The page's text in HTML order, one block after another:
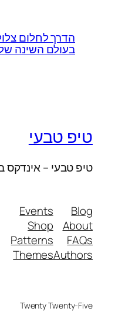
הדרך לחלום
בעולם השינה
טיפ טבעי
טיפ טבעי – אינדקס
Blog
About
FAQs
Authors
Events
Shop
Patterns
Themes
Twenty Twenty-Five